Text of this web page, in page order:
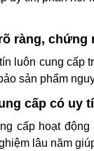
ràng, chứng
luôn cung cấp
sản phẩm
cấp có uy
cấp hoạt
lâu năm